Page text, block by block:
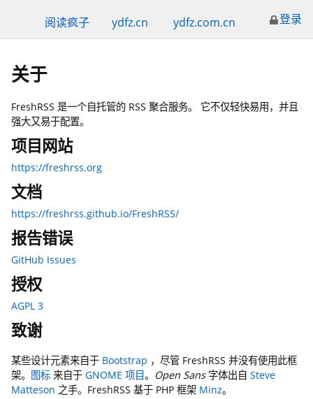
阅读疯子 ydfz.cn ydfz.com.cn 登录
关于
FreshRSS 是一个自托管的 RSS 聚合服务。 它不仅轻快易用，并且
强大又易于配置。
项目网站
https://freshrss.org
文档
https://freshrss.github.io/FreshRSS/
报告错误
GitHub Issues
授权
AGPL 3
致谢
某些设计元素来自于 Bootstrap ，尽管 FreshRSS 并没有使用此框
架。 图标 来自于 GNOME 项目。 Open Sans字体出自 Steve
Matteson 之手。FreshRSS 基于 PHP 框架 Minz。